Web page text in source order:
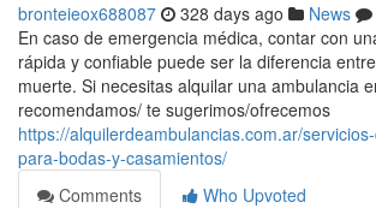
bronteieox688087 328 days ago News
En caso de emergencia médica, contar con
rápida y confiable puede ser la diferencia
muerte. Si necesitas alquilar una ambulancia
recomendamos/ te sugerimos/ofrecemos
https://alquilerdeambulancias.com.ar/
para-bodas-y-casamientos/
Comments
Who Upvoted